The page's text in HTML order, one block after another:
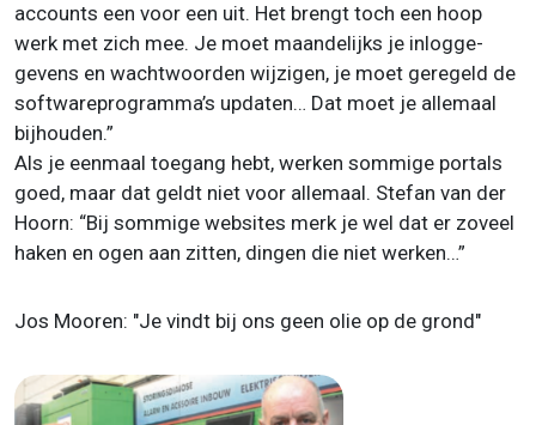
accounts een voor een uit. Het brengt toch een hoop
werk met zich mee. Je moet maandelijks je inlogge-
gevens en wachtwoorden wijzigen, je moet geregeld de
softwareprogramma’s updaten… Dat moet je allemaal
bijhouden.”
Als je eenmaal toegang hebt, werken sommige portals
goed, maar dat geldt niet voor allemaal. Stefan van der
Hoorn: “Bij sommige websites merk je wel dat er zoveel
haken en ogen aan zitten, dingen die niet werken…”
Jos Mooren: "Je vindt bij ons geen olie op de grond"